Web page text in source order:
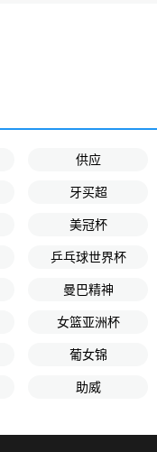
供应
牙买超
美冠杯
乒乓球世界杯
曼巴精神
女篮亚洲杯
葡女锦
助威